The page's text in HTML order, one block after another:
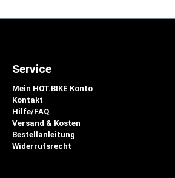
Service
Mein HOT.BIKE Konto
Kontakt
Hilfe/FAQ
Versand & Kosten
Bestellanleitung
Widerrufsrecht